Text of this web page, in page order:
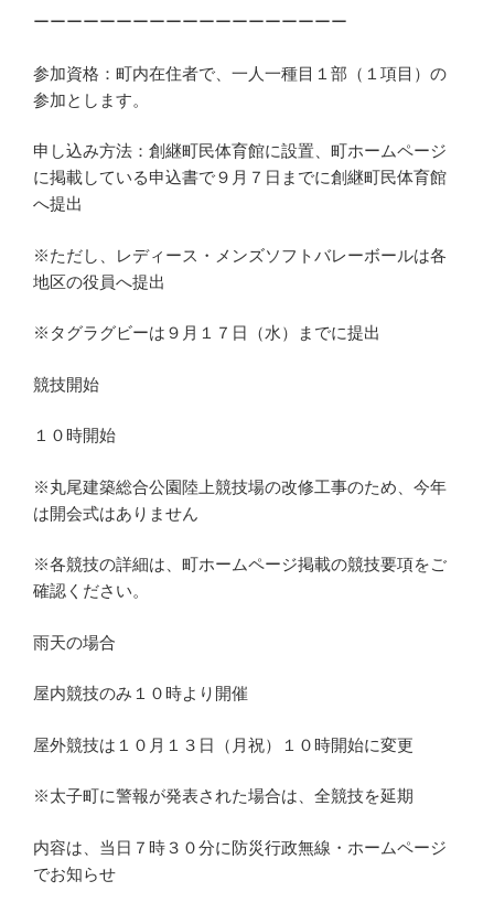
ーーーーーーーーーーーーーーーーーーー
参加資格：町内在住者で、一人一種目１部（１項目）の
参加とします。
申し込み方法：創継町民体育館に設置、町ホームページ
に掲載している申込書で９月７日までに創継町民体育館
へ提出
※ただし、レディース・メンズソフトバレーボールは各
地区の役員へ提出
※タグラグビーは９月１７日（水）までに提出
競技開始
１０時開始
※丸尾建築総合公園陸上競技場の改修工事のため、今年
は開会式はありません
※各競技の詳細は、町ホームページ掲載の競技要項をご
確認ください。
雨天の場合
屋内競技のみ１０時より開催
屋外競技は１０月１３日（月祝）１０時開始に変更
※太子町に警報が発表された場合は、全競技を延期
内容は、当日７時３０分に防災行政無線・ホームページ
でお知らせ